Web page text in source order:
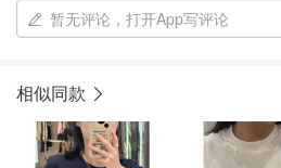
暂无评论，打开App写评论
相似同款